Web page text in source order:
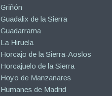
Griñón
Guadalix de la Sierra
Guadarrama
La Hiruela
Horcajo de la Sierra-Aoslos
Horcajuelo de la Sierra
Hoyo de Manzanares
Humanes de Madrid